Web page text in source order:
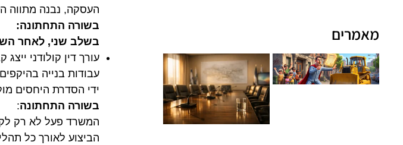
מאמרים
העסקה, נבנה מתווה
בשורה התחתונה:
בשלב שני, לאחר
עורך דין קולודני
עבודות בנייה
ידי הסדרת היחסים
בשורה התחתונה:
המשרד פעל לא רק
הביצוע לאורך כל